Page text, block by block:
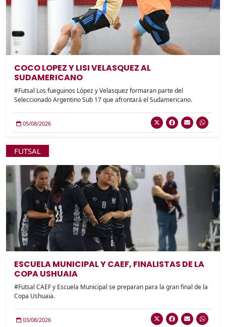
COCO LOPEZ Y LISI VELASQUEZ AL
SUDAMERICANO
#Futsal Los fueguinos López y Velasquez formaran parte del
Seleccionado Argentino Sub 17 que afrontará el Sudamericano.
05/08/2026
FUTSAL
ESCUELA MUNICIPAL Y CAEF, FINALISTAS DE LA
COPA USHUAIA
#Futsal CAEF y Escuela Municipal se preparan para la gran final de la
Copa Ushuaia.
03/08/2026